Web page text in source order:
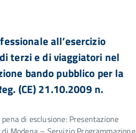
all’esercizio
terzi e di viaggiatori nel
bando pubblico per la
(CE) 21.10.2009 n.
di esclusione: Presentazione